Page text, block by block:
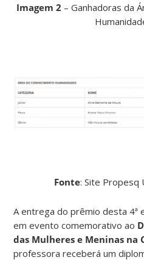
Imagem 2 – Ganhadoras da
Fonte: Site Propesq
A entrega do prêmio desta 4ª
em evento comemorativo ao
das Mulheres e Meninas na
professora receberá um